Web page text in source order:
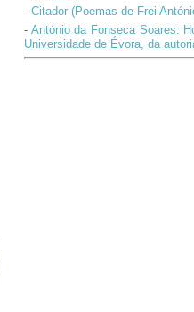
- Citador (Poemas de Frei
- António da Fonseca Soares:
Universidade de Évora, da